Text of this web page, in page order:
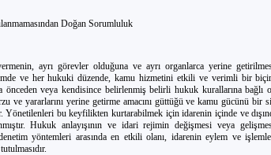
Doğan Sorumluluk
ayrı görevler olduğuna ve ayrı organlarca yerine
ve her hukuki düzende, kamu hizmetini etkili ve verimli bir
önceden veya kendisince belirlenmiş belirli hukuk kurallarına bağlı
ve yararlarını yerine getirme amacını güttüğü ve kamu gücünü bir
Yönetilenleri bu keyfilikten kurtarabilmek için idarenin içinde ve
Hukuk anlayışının ve idari rejimin değişmesi veya
yöntemleri arasında en etkili olanı, idarenin eylem ve